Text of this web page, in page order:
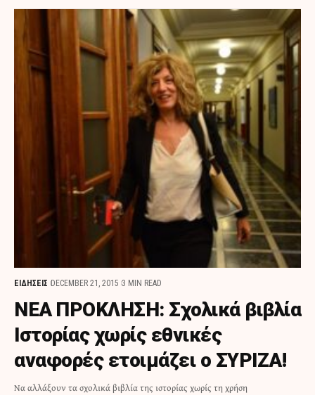
ΕΙΔΗΣΕΙΣ DECEMBER 21, 2015 3 MIN READ
ΝΕΑ ΠΡΟΚΛΗΣΗ: Σχολικά βιβλία
Ιστορίας χωρίς εθνικές
αναφορές ετοιμάζει ο ΣΥΡΙΖΑ!
Να αλλάξουν τα σχολικά βιβλία της ιστορίας χωρίς τη χρήση